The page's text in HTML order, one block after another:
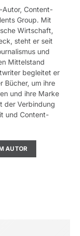
Autor, Content-
Group. Mit
Wirtschaft,
steht er seit
und
Mittelstand
begleitet er
Bücher, um ihre
und ihre Marke
der Verbindung
und Content-
AUTOR